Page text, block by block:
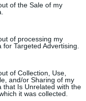
of the Sale of my
of processing my
for Targeted Advertising.
of Collection, Use,
and/or Sharing of my
that Is Unrelated with the
it was collected.
PSD saúdam
ARMAB pelo 1º